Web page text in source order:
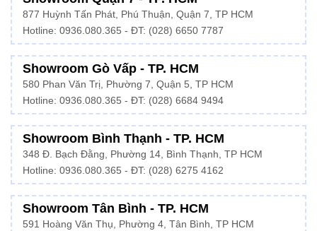
877 Huỳnh Tấn Phát, Phú Thuận, Quận 7, TP HCM
Hotline: 0936.080.365 - ĐT: (028) 6650 7787
Showroom Gò Vấp - TP. HCM
580 Phan Văn Trị, Phường 7, Quận 5, TP HCM
Hotline: 0936.080.365 - ĐT: (028) 6684 9494
Showroom Bình Thạnh - TP. HCM
348 Đ. Bạch Đằng, Phường 14, Bình Thạnh, TP HCM
Hotline: 0936.080.365 - ĐT: (028) 6275 4162
Showroom Tân Bình - TP. HCM
591 Hoàng Văn Thụ, Phường 4, Tân Bình, TP HCM